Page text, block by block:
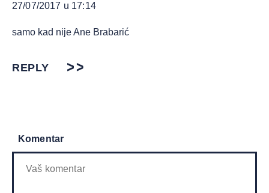
27/07/2017 u 17:14
samo kad nije Ane Brabarić
REPLY
Komentar